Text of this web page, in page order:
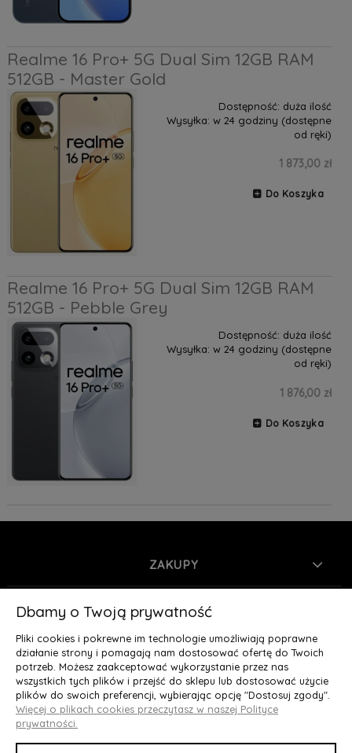
Realme 16 Pro+ 5G Dual Sim 12GB RAM
512GB - Master Gold
Dostępność: duża ilość
Wysyłka: w 24 godziny (dostępne
od ręki)
1 873,00 zł
Do Koszyka
Realme 16 Pro+ 5G Dual Sim 12GB RAM
512GB - Pebble Grey
Dostępność: duża ilość
Wysyłka: w 24 godziny (dostępne
od ręki)
1 876,00 zł
Do Koszyka
ZAKUPY
INFORMACJE
MOJE KONTO
O NAS
Deluxury.pl|| Struga 7, 90-420 Łódź, woj. łódzkie || NIP:
5252902064 || tel.: 666 666 950, e-mail: kontakt@deluxury.pl
Dbamy o Twoją prywatność
Pliki cookies i pokrewne im technologie umożliwiają poprawne
działanie strony i pomagają nam dostosować ofertę do Twoich
potrzeb. Możesz zaakceptować wykorzystanie przez nas
wszystkich tych plików i przejść do sklepu lub dostosować użycie
plików do swoich preferencji, wybierając opcję "Dostosuj zgody".
Więcej o plikach cookies przeczytasz w naszej Polityce
prywatności.